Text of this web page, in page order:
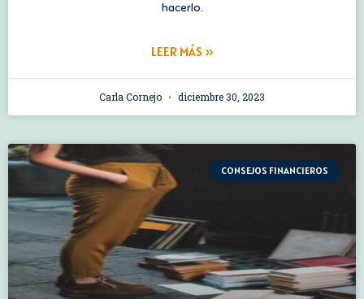
hacerlo.
LEER MÁS »
Carla Cornejo diciembre 30, 2023
CONSEJOS FINANCIEROS